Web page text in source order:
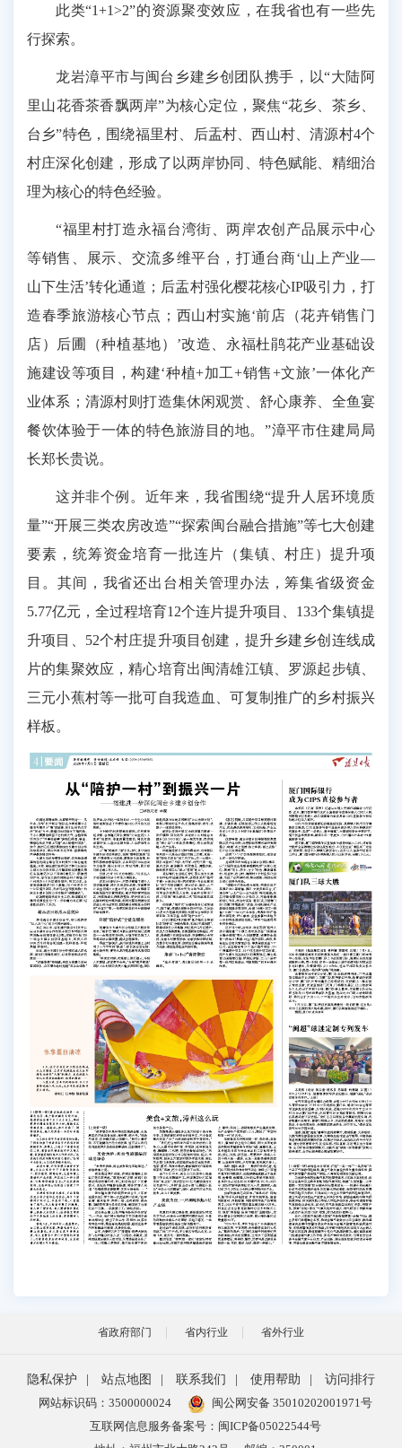
此类“1+1>2”的资源聚变效应，在我省也有一些先
行探索。
龙岩漳平市与闽台乡建乡创团队携手，以“大陆阿
里山花香茶香飘两岸”为核心定位，聚焦“花乡、茶乡、
台乡”特色，围绕福里村、后盂村、西山村、清源村4个
村庄深化创建，形成了以两岸协同、特色赋能、精细治
理为核心的特色经验。
“福里村打造永福台湾街、两岸农创产品展示中心
等销售、展示、交流多维平台，打通台商‘山上产业—
山下生活’转化通道；后盂村强化樱花核心IP吸引力，打
造春季旅游核心节点；西山村实施‘前店（花卉销售门
店）后圃（种植基地）’改造、永福杜鹃花产业基础设
施建设等项目，构建‘种植+加工+销售+文旅’一体化产
业体系；清源村则打造集休闲观赏、舒心康养、全鱼宴
餐饮体验于一体的特色旅游目的地。”漳平市住建局局
长郑长贵说。
这并非个例。近年来，我省围绕“提升人居环境质
量”“开展三类农房改造”“探索闽台融合措施”等七大创建
要素，统筹资金培育一批连片（集镇、村庄）提升项
目。其间，我省还出台相关管理办法，筹集省级资金
5.77亿元，全过程培育12个连片提升项目、133个集镇提
升项目、52个村庄提升项目创建，提升乡建乡创连线成
片的集聚效应，精心培育出闽清雄江镇、罗源起步镇、
三元小蕉村等一批可自我造血、可复制推广的乡村振兴
样板。
省政府部门 省内行业 省外行业
隐私保护 站点地图 联系我们 使用帮助
访问排行
网站标识码：3500000024
闽公网安备 35010202001971号
互联网信息服务备案号：闽ICP备05022544号